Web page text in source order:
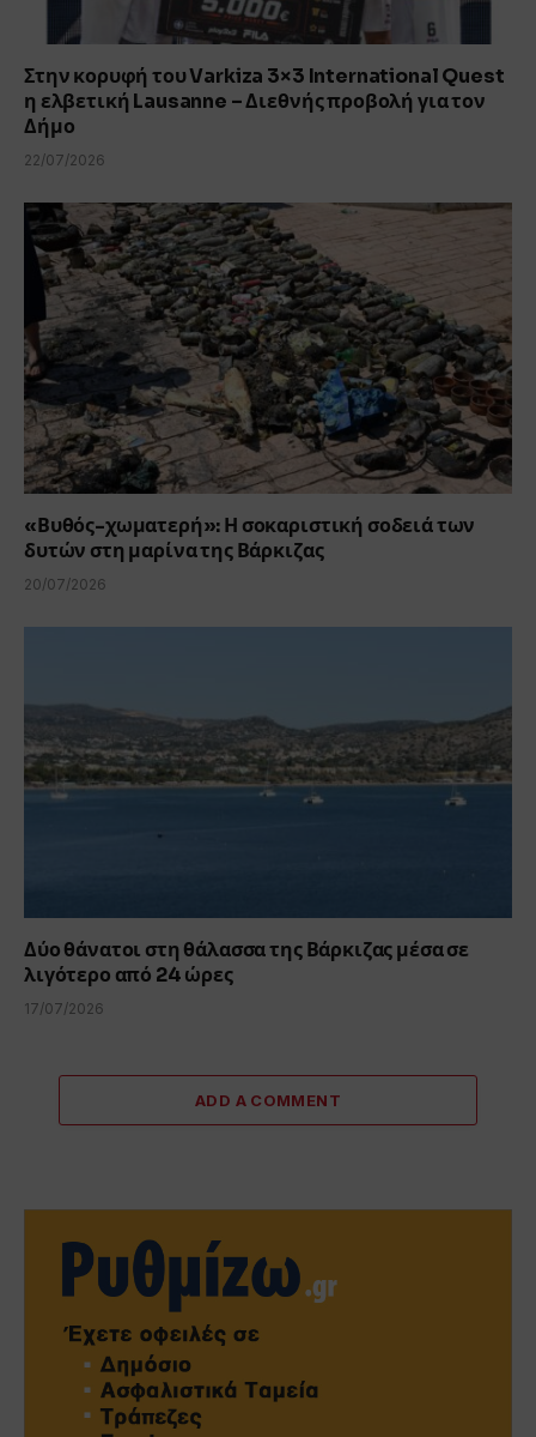
Στην κορυφή του Varkiza 3×3 International Quest
η ελβετική Lausanne – Διεθνής προβολή για τον
Δήμο
22/07/2026
«Βυθός-χωματερή»: Η σοκαριστική σοδειά των
δυτών στη μαρίνα της Βάρκιζας
20/07/2026
Δύο θάνατοι στη θάλασσα της Βάρκιζας μέσα σε
λιγότερο από 24 ώρες
17/07/2026
ADD A COMMENT